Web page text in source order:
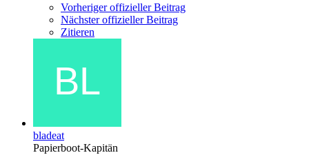
Vorheriger offizieller Beitrag
Nächster offizieller Beitrag
Zitieren
bladeat
Papierboot-Kapitän